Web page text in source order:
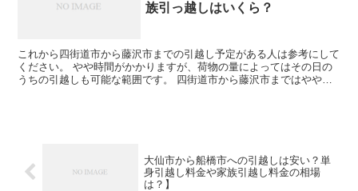
族引っ越しはいくら？
これから四街道市から藤沢市までの引越し予定がある人は参考にして
ください。 やや時間がかかりますが、荷物の量によってはその日の
うちの引越しも可能な範囲です。 四街道市から藤沢市まではやや離
大仙市から船橋市への引越しは安い？単
身引越し料金や家族引越し料金の相場
は？】